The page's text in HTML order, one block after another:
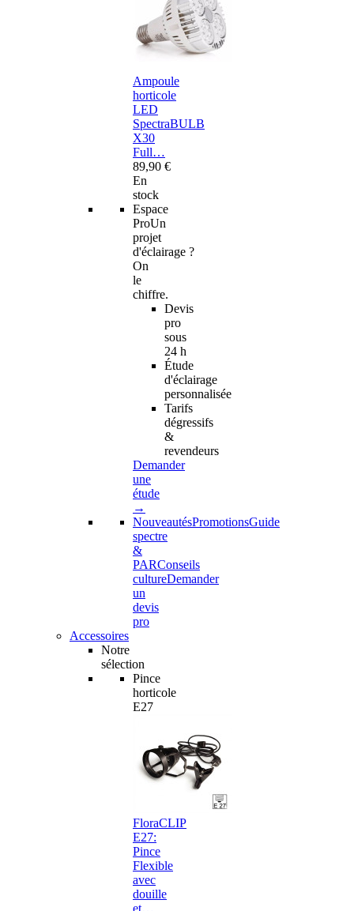
Ampoule
horticole
LED
SpectraBULB
X30
Full…
89,90 €
En
stock
Espace
ProUn
projet
d'éclairage ?
On
le
chiffre.
Devis
pro
sous
24 h
Étude
d'éclairage
personnalisée
Tarifs
dégressifs
&
revendeurs
Demander
une
étude
→
NouveautésPromotionsGuide
spectre
&
PARConseils
cultureDemander
un
devis
pro
Accessoires
Notre
sélection
Pince
horticole
E27
FloraCLIP
E27:
Pince
Flexible
avec
douille
et…